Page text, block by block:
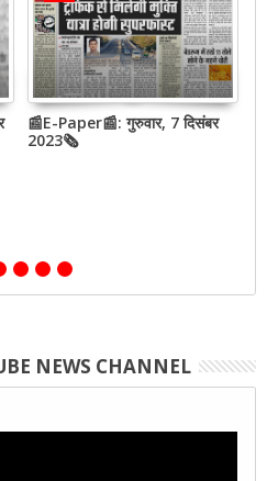
📰E-Paper📰: गुरुवार, 7 दिसंबर
2023🗞
NEWS CHANNEL